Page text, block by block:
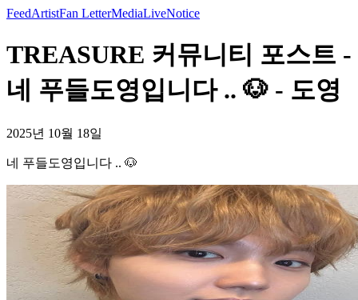
FeedArtistFan LetterMediaLiveNotice
TREASURE 커뮤니티 포스트 -
네 푸들도영입니다 .. 🐶 - 도영
2025년 10월 18일
네 푸들도영입니다 .. 🐶